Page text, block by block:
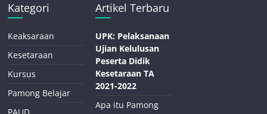
Kategori
Keaksaraan
Kesetaraan
Kursus
Pamong Belajar
Artikel Terbaru
UPK: Pelaksanaan
Ujian Kelulusan
Peserta Didik
Kesetaraan TA
2021-2022
Apa itu Pamong